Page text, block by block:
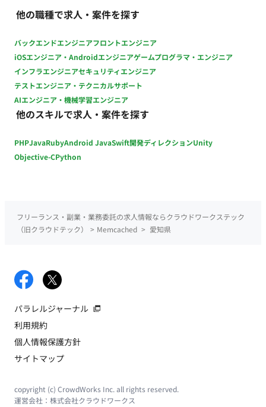
他の職種で求人・案件を探す
バックエンドエンジニアフロントエンジニア
iOSエンジニア・Androidエンジニアゲームプログラマ・エンジニア
インフラエンジニアセキュリティエンジニア
テストエンジニア・テクニカルサポート
AIエンジニア・機械学習エンジニア
他のスキルで求人・案件を探す
PHPJavaRubyAndroid JavaSwift開発ディレクションUnity
Objective-CPython
フリーランス・副業・業務委託の求人情報ならクラウドワークステック
（旧クラウドテック）
> Memcached > 愛知県
パラレルジャーナル
利用規約
個人情報保護方針
サイトマップ
copyright (c) CrowdWorks Inc. all rights reserved.
運営会社： 株式会社クラウドワークス